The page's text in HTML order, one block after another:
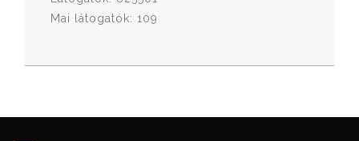
Mai látogatók: 109